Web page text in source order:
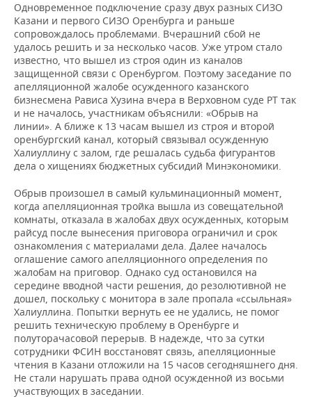
Одновременное подключение сразу двух разных СИЗО
Казани и первого СИЗО Оренбурга и раньше
сопровождалось проблемами. Вчерашний сбой не
удалось решить и за несколько часов. Уже утром стало
известно, что вышел из строя один из каналов
защищенной связи с Оренбургом. Поэтому заседание по
апелляционной жалобе осужденного казанского
бизнесмена Рависа Хузина вчера в Верховном суде РТ так
и не началось, участникам объяснили: «Обрыв на
линии». А ближе к 13 часам вышел из строя и второй
оренбургский канал, который связывал осужденную
Халиуллину с залом, где решалась судьба фигурантов
дела о хищениях бюджетных субсидий Минэкономики.
Обрыв произошел в самый кульминационный момент,
когда апелляционная тройка вышла из совещательной
комнаты, отказала в жалобах двух осужденных, которым
райсуд после вынесения приговора ограничил и срок
ознакомления с материалами дела. Далее началось
оглашение самого апелляционного определения по
жалобам на приговор. Однако суд остановился на
середине вводной части решения, до резолютивной не
дошел, поскольку с монитора в зале пропала «ссыльная»
Халиуллина. Попытки вернуть ее не удались, не помог
решить техническую проблему в Оренбурге и
полуторачасовой перерыв. В надежде, что за сутки
сотрудники ФСИН восстановят связь, апелляционные
чтения в Казани отложили на 15 часов сегодняшнего дня.
Не стали нарушать права одной осужденной из восьми
участвующих в заседании.